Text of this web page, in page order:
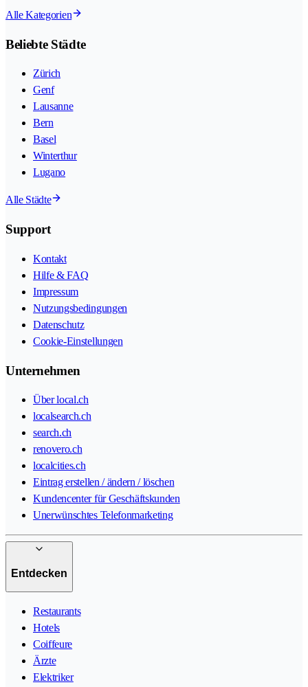
Alle Kategorien
Beliebte Städte
Zürich
Genf
Lausanne
Bern
Basel
Winterthur
Lugano
Alle Städte
Support
Kontakt
Hilfe & FAQ
Impressum
Nutzungsbedingungen
Datenschutz
Cookie-Einstellungen
Unternehmen
Über local.ch
localsearch.ch
search.ch
renovero.ch
localcities.ch
Eintrag erstellen / ändern / löschen
Kundencenter für Geschäftskunden
Unerwünschtes Telefonmarketing
Entdecken
Restaurants
Hotels
Coiffeure
Ärzte
Elektriker